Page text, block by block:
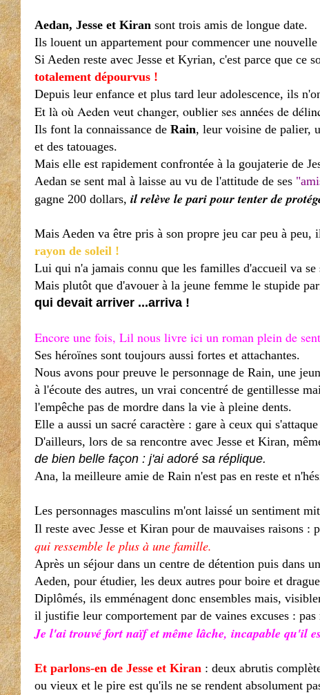
Aedan, Jesse et Kiran sont trois amis de longue date.
Ils louent un appartement pour commencer une
Si Aeden reste avec Jesse et Kyrian, c'est parce que ce
totalement dépourvus !
Depuis leur enfance et plus tard leur adolescence, ils
Et là où Aeden veut changer, oublier ses années de
Ils font la connaissance de Rain, leur voisine de palier,
et des tatouages.
Mais elle est rapidement confrontée à la goujaterie de
Aedan se sent mal à laisse au vu de l'attitude de ses
gagne 200 dollars, il relève le pari pour tenter de
Mais Aeden va être pris à son propre jeu car peu à
rayon de soleil !
Lui qui n'a jamais connu que les familles d'accueil va
Mais plutôt que d'avouer à la jeune femme le stupide
qui devait arriver ...arriva !
Encore une fois, Lil nous livre ici un roman plein de
Ses héroïnes sont toujours aussi fortes et attachantes.
Nous avons pour preuve le personnage de Rain, une
à l'écoute des autres, un vrai concentré de gentillesse
l'empêche pas de mordre dans la vie à pleine dents.
Elle a aussi un sacré caractère : gare à ceux qui
D'ailleurs, lors de sa rencontre avec Jesse et Kiran,
de bien belle façon : j'ai adoré sa réplique.
Ana, la meilleure amie de Rain n'est pas en reste et
Les personnages masculins m'ont laissé un sentiment
Il reste avec Jesse et Kiran pour de mauvaises raisons
qui ressemble le plus à une famille.
Après un séjour dans un centre de détention puis dans
Aeden, pour étudier, les deux autres pour boire et
Diplômés, ils emménagent donc ensembles mais,
il justifie leur comportement par de vaines excuses :
Je l'ai trouvé fort naïf et même lâche, incapable qu'il
Et parlons-en de Jesse et Kiran : deux abrutis
ou vieux et le pire est qu'ils ne se rendent absolument